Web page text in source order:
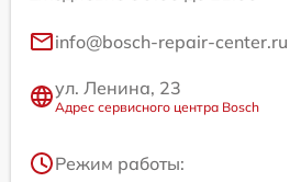
info@bosch-repair-center.ru
ул. Ленина, 23
Адрес сервисного центра Bosch
Режим работы: